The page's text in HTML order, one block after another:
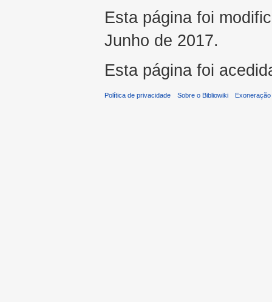
Esta página foi
Junho de 2017.
Esta página foi
Política de privacidade Sobre o Bibliowiki